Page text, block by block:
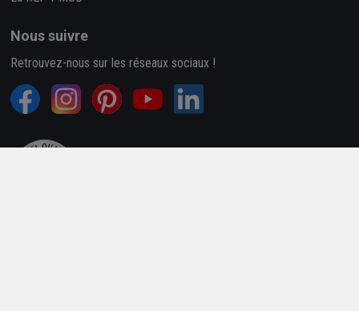
Nous suivre
Retrouvez-nous sur les réseaux sociaux !